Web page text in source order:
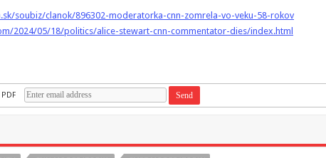
soubiz/clanok/896302-moderatorka-cnn-zomrela-vo-veku-58-rokov
2024/05/18/politics/alice-stewart-cnn-commentator-dies/index.html